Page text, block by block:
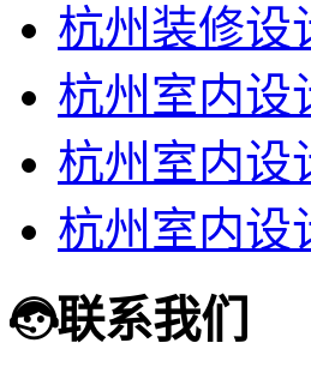
杭州装修设
杭州室内设
杭州室内设
杭州室内设
联系我们